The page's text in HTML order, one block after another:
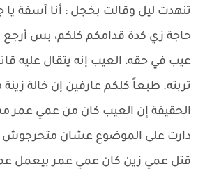
تنهدت ليل وقالت بخجل : أنا آسفة
حاجة زي كدة قدامكم كلكم، بس
عيب في حقه، العيب إنه يتقال عليه
تربته. طبعاً كلكم عارفين إن خالة
الحقيقة إن العيب كان من عمي عمر
دارت على الموضوع عشان متحرجوش
قتل عمي زين كان عمي عمر بيعمل